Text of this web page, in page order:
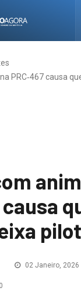
PRC‑467 causa
causa
02 Janeiro, 2026
0